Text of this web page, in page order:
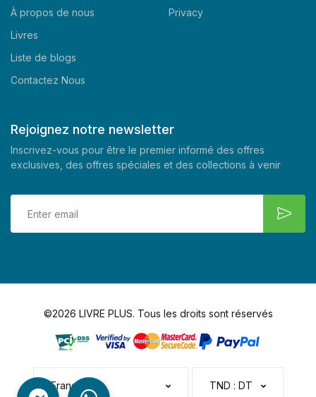
À propos de nous
Livres
Liste de blogs
Contactez Nous
Privacy
Rejoignez notre newsletter
Inscrivez-vous pour être le premier informé des offres
exclusives, des offres spéciales et des collections à venir
©2026 LIVRE PLUS. Tous les droits sont réservés
Français TND : DT